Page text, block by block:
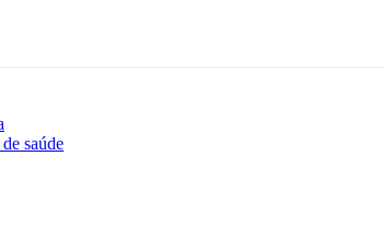
saúde